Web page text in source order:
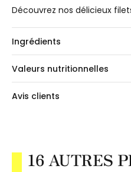
Découvrez nos délicieux
Ingrédients
Valeurs nutritionnelles
Avis clients
16 AUTRES